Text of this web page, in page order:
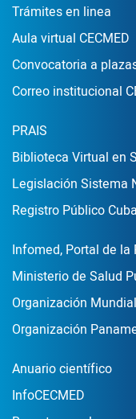
Enlace
Trámites en linea
Aula virtual CECMED
Convocatoria a
Correo institucional
Enlace
PRAIS
Biblioteca Virtual en
Legislación Sistema
Registro Público
Enlace
Infomed, Portal de la
Ministerio de Salud
Organización
Organización
Anuario científico
InfoCECMED